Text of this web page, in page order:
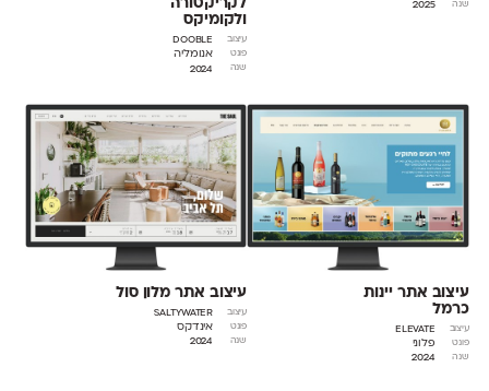
שנה 2025
לקריקטורה
ולקומיקס
עיצוב Dooble
פונט אנומליה
שנה 2024
עיצוב אתר יינות
כרמל
עיצוב Elevate
פונט פלוני
שנה 2024
עיצוב אתר מלון סול
עיצוב SaltyWater
פונט אינדקס
שנה 2024